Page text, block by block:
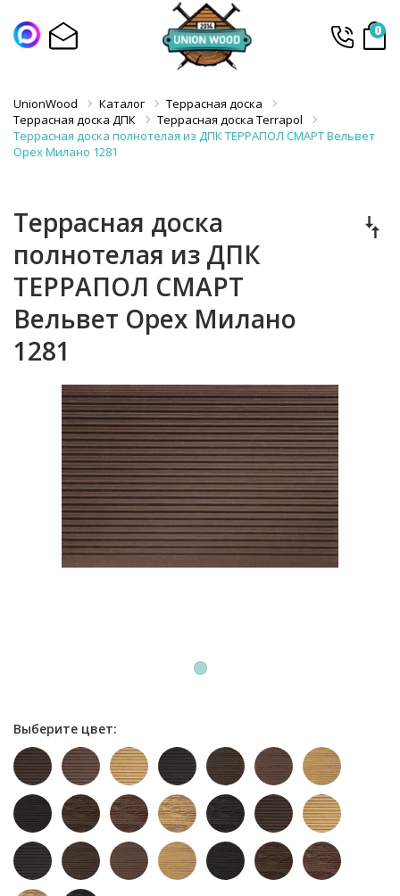
0
UnionWood Каталог
Террасная доска
Террасная доска ДПК
Террасная доска Terrapol
Террасная доска полнотелая из ДПК ТЕРРАПОЛ СМАРТ Вельвет
Орех Милано 1281
Террасная доска
полнотелая из ДПК
ТЕРРАПОЛ СМАРТ
Вельвет Орех Милано
1281
1
Выберите цвет: